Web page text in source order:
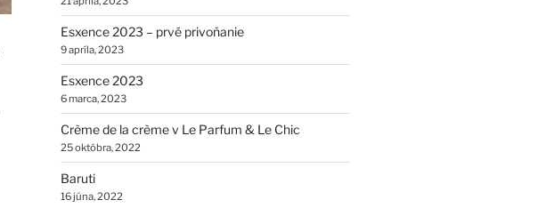
Esxence 2023 – prvé privoňanie
9 apríla, 2023
Esxence 2023
6 marca, 2023
Crème de la crème v Le Parfum & Le Chic
25 októbra, 2022
Baruti
16 júna, 2022